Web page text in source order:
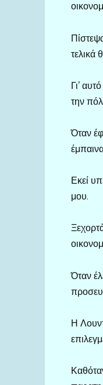
τελικά
Γι’
την
Όταν
Εκεί
μου.
Όταν
Η